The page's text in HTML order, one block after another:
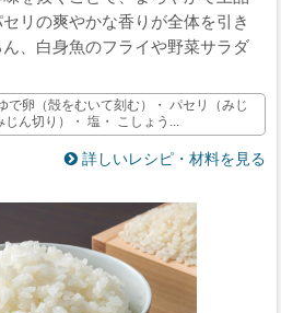
リの爽やかな香りが全体を引き
、白身魚のフライや野菜サラダ
で卵（殻をむいて刻む）・ パセリ（みじ
ん切り）・ 塩・ こしょう...
詳しいレシピ・材料を見る